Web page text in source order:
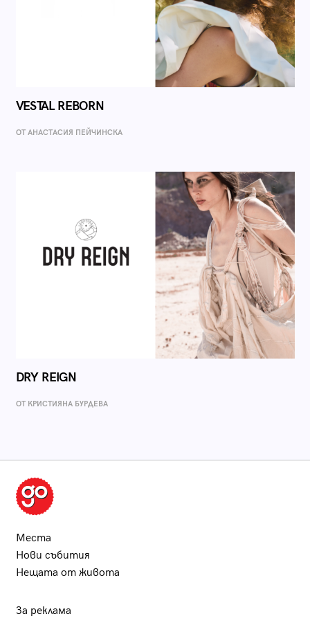
VESTAL REBORN
ОТ AНАСТАСИЯ ПЕЙЧИНСКА
DRY REIGN
ОТ КРИСТИЯНА БУРДЕВА
Места
Нови събития
Нещата от живота
За реклама